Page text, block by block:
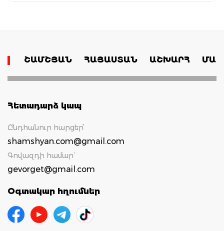
ՇԱՄՇՅԱՆ ՀԱՅԱՍՏԱՆ ԱՇԽԱՐՀ
Հետադարձ կապ
Ընդհանուր հարցեր՝
shamshyan.com@gmail.com
Գովազդի համար`
gevorget@gmail.com
Օգտակար հղումներ